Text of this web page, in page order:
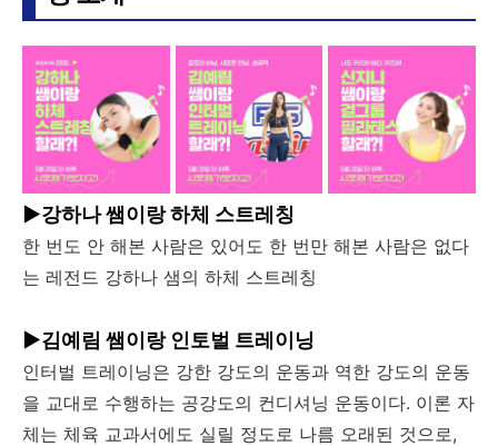
▶강하나 쌤이랑 하체 스트레칭
한 번도 안 해본 사람은 있어도 한 번만 해본 사람은 없다
는 레전드 강하나 샘의 하체 스트레칭
▶김예림 쌤이랑 인토벌 트레이닝
인터벌 트레이닝은 강한 강도의 운동과 역한 강도의 운동
을 교대로 수행하는 공강도의 컨디셔닝 운동이다. 이론 자
체는 체육 교과서에도 실릴 정도로 나름 오래된 것으로,